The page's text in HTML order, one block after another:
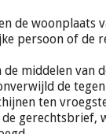
de woonplaats
persoon of de
middelen van
de
ten
gerechtsbrief,